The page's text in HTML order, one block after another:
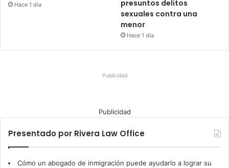
Hace 1 día
presuntos delitos
sexuales contra una
menor
Hace 1 día
Publicidad
Publicidad
Presentado por Rivera Law Office
Cómo un abogado de inmigración puede ayudarlo a lograr su